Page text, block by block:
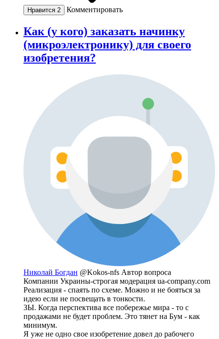
Нравится 2 Комментировать
Как (у кого) заказать начинку
(микроэлектронику) для своего
изобретения?
Николай Богдан @Kokos-nfs Автор вопроса
Компании Украины-строгая модерация ua-company.com
Реализация - спаять по схеме. Можно и не бояться за
идею если не посвещать в тонкости.
ЗЫ. Когда перспектива все побережье мира - то с
продажами не будет проблем. Это тянет на Бум - как
минимум.
Я уже не одно свое изобретение довел до рабочего